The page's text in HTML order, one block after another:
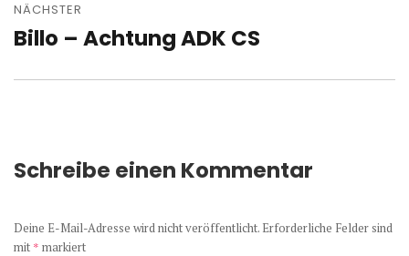
NÄCHSTER
Nächster
Billo – Achtung ADK CS
Schreibe einen Kommentar
Deine E-Mail-Adresse wird nicht veröffentlicht. Erforderliche Felder sind
mit * markiert